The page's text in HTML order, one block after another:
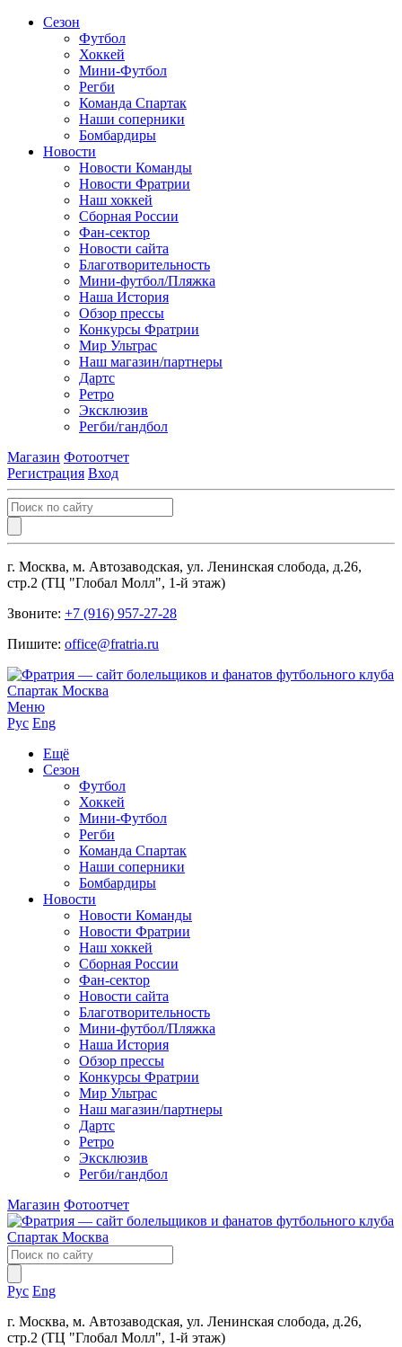
Сезон
Футбол
Хоккей
Мини-Футбол
Регби
Команда Спартак
Наши соперники
Бомбардиры
Новости
Новости Команды
Новости Фратрии
Наш хоккей
Сборная России
Фан-cектор
Новости сайта
Благотворительность
Мини-футбол/Пляжка
Наша История
Обзор прессы
Конкурсы Фратрии
Мир Ультрас
Наш магазин/партнеры
Дартс
Ретро
Эксклюзив
Регби/гандбол
Магазин Фотоотчет
Регистрация Вход
г. Москва, м. Автозаводская, ул. Ленинская слобода, д.26,
стр.2 (ТЦ "Глобал Молл", 1-й этаж)
Звоните: +7 (916) 957-27-28
Пишите: office@fratria.ru
Меню
Рус Eng
Ещё
Сезон
Футбол
Хоккей
Мини-Футбол
Регби
Команда Спартак
Наши соперники
Бомбардиры
Новости
Новости Команды
Новости Фратрии
Наш хоккей
Сборная России
Фан-cектор
Новости сайта
Благотворительность
Мини-футбол/Пляжка
Наша История
Обзор прессы
Конкурсы Фратрии
Мир Ультрас
Наш магазин/партнеры
Дартс
Ретро
Эксклюзив
Регби/гандбол
Магазин Фотоотчет
Рус Eng
г. Москва, м. Автозаводская, ул. Ленинская слобода, д.26,
стр.2 (ТЦ "Глобал Молл", 1-й этаж)